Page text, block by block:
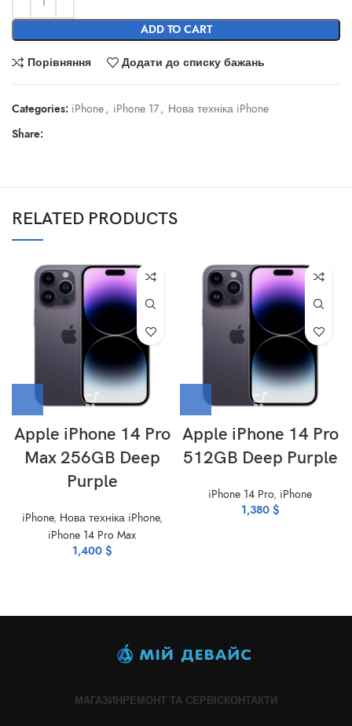
ADD TO CART
Порівняння Додати до списку бажань
Categories: iPhone, iPhone 17, Нова техніка iPhone
Share:
RELATED PRODUCTS
Apple iPhone 14 Pro
Max 256GB Deep
Purple
iPhone, Нова техніка iPhone,
iPhone 14 Pro Max
1,400 $
Apple iPhone 14 Pro
512GB Deep Purple
iPhone 14 Pro, iPhone
1,380 $
МАГАЗИНРЕМОНТ ТА СЕРВІСКОНТАКТИ